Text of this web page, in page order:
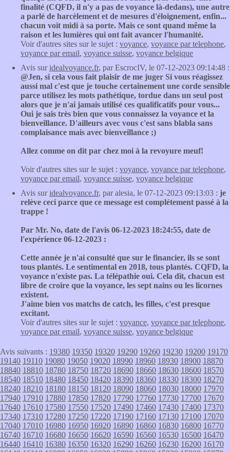
finalité (CQFD, il n'y a pas de voyance là-dedans), une autre
a parlé de harcèlement et de mesures d'éloignement, enfin...
chacun voit midi à sa porte. Mais ce sont quand même la
raison et les lumières qui ont fait avancer l'humanité.
Voir d'autres sites sur le sujet : voyance, voyance par telephone,
voyance par email, voyance suisse, voyance belgique
Avis suridealvoyance.fr, par EscrocIV, le 07-12-2023 09:14:48 :
@Jen, si cela vous fait plaisir de me juger Si vous réagissez
aussi mal c'est que je touche certainement une corde sensible
parce utilisez les mots pathétique, tordue dans un seul post
alors que je n'ai jamais utilisé ces qualificatifs pour vous...
Oui je sais très bien que vous connaissez la voyance et la
bienveillance. D'ailleurs avec vous c'est sans blabla sans
complaisance mais avec bienveillance ;)
Allez comme on dit par chez moi à la revoyure meuf!
Voir d'autres sites sur le sujet : voyance, voyance par telephone,
voyance par email, voyance suisse, voyance belgique
Avis suridealvoyance.fr, par alesia, le 07-12-2023 09:13:03 : je
relève ceci parce que ce message est complétement passé à la
trappe !
Par Mr. No, date de l'avis 06-12-2023 18:24:55, date de
l'expérience 06-12-2023 :
Cette année je n'ai consulté que sur le financier, ils se sont
tous plantés. Le sentimental en 2018, tous plantés. CQFD, la
voyance n'existe pas. La télépathie oui. Cela dit, chacun est
libre de croire que la voyance, les sept nains ou les licornes
existent.
J'aime bien vos matchs de catch, les filles, c'est presque
excitant.
Voir d'autres sites sur le sujet : voyance, voyance par telephone,
voyance par email, voyance suisse, voyance belgique
Avis suivants : 19380 19350 19320 19290 19260 19230 19200 19170
19140 19110 19080 19050 19020 18990 18960 18930 18900 18870
18840 18810 18780 18750 18720 18690 18660 18630 18600 18570
18540 18510 18480 18450 18420 18390 18360 18330 18300 18270
18240 18210 18180 18150 18120 18090 18060 18030 18000 17970
17940 17910 17880 17850 17820 17790 17760 17730 17700 17670
17640 17610 17580 17550 17520 17490 17460 17430 17400 17370
17340 17310 17280 17250 17220 17190 17160 17130 17100 17070
17040 17010 16980 16950 16920 16890 16860 16830 16800 16770
16740 16710 16680 16650 16620 16590 16560 16530 16500 16470
16440 16410 16380 16350 16320 16290 16260 16230 16200 16170